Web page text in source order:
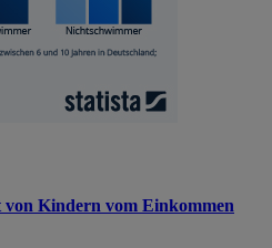
Kindern vom Einkommen